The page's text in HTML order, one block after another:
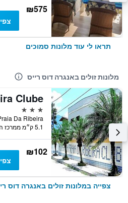
₪575
תראו לי עוד מלונות סמוכים
מלונות זולים באנגרה דוס רייס
3 כוכבים
5.1 ק״מ ממרכז העיר
₪102
צפייה במלונות זולים באנגרה דוס